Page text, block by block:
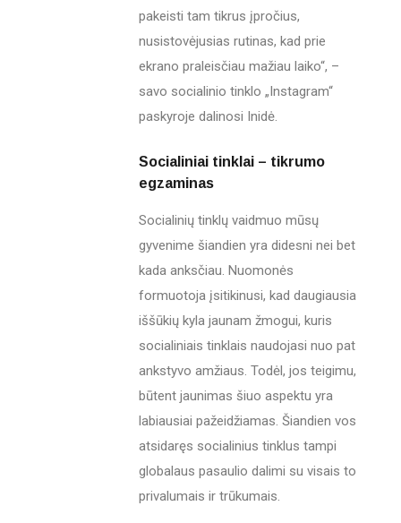
pakeisti tam tikrus įpročius,
nusistovėjusias rutinas, kad prie
ekrano praleisčiau mažiau laiko“, –
savo socialinio tinklo „Instagram“
paskyroje dalinosi Inidė.
Socialiniai tinklai – tikrumo
egzaminas
Socialinių tinklų vaidmuo mūsų
gyvenime šiandien yra didesni nei bet
kada anksčiau. Nuomonės
formuotoja įsitikinusi, kad daugiausia
iššūkių kyla jaunam žmogui, kuris
socialiniais tinklais naudojasi nuo pat
ankstyvo amžiaus. Todėl, jos teigimu,
būtent jaunimas šiuo aspektu yra
labiausiai pažeidžiamas. Šiandien vos
atsidaręs socialinius tinklus tampi
globalaus pasaulio dalimi su visais to
privalumais ir trūkumais.